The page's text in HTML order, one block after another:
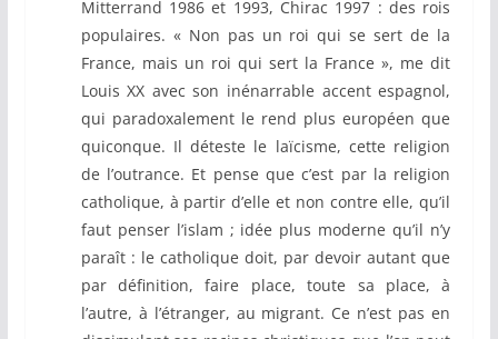
Mitterrand 1986 et 1993, Chirac 1997 : des rois
populaires. « Non pas un roi qui se sert de la
France, mais un roi qui sert la France », me dit
Louis XX avec son inénarrable accent espagnol,
qui paradoxalement le rend plus européen que
quiconque. Il déteste le laïcisme, cette religion
de l’outrance. Et pense que c’est par la religion
catholique, à partir d’elle et non contre elle, qu’il
faut penser l’islam ; idée plus moderne qu’il n’y
paraît : le catholique doit, par devoir autant que
par définition, faire place, toute sa place, à
l’autre, à l’étranger, au migrant. Ce n’est pas en